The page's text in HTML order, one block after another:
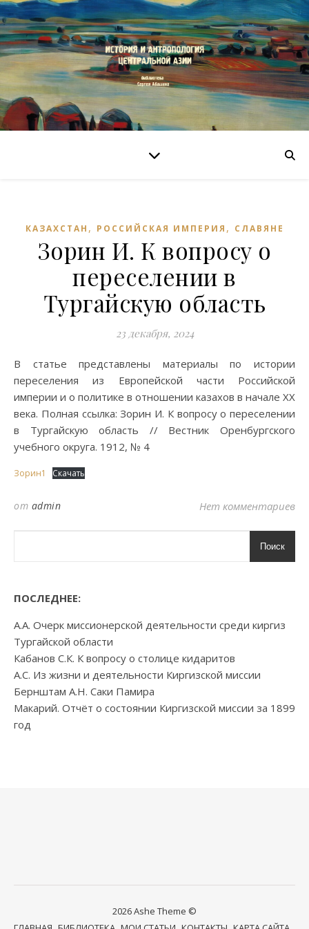
КАЗАХСТАН , РОССИЙСКАЯ ИМПЕРИЯ , СЛАВЯНЕ
Зорин И. К вопросу о
переселении в
Тургайскую область
23 декабря, 2024
В статье представлены материалы по истории
переселения из Европейской части Российской
империи и о политике в отношении казахов в начале XX
века. Полная ссылка: Зорин И. К вопросу о переселении
в Тургайскую область // Вестник Оренбургского
учебного округа. 1912, № 4
Зорин1 Скачать
от admin Нет комментариев
Поиск
ПОСЛЕДНЕЕ:
А.А. Очерк миссионерской деятельности среди киргиз
Тургайской области
Кабанов С.К. К вопросу о столице кидаритов
А.С. Из жизни и деятельности Киргизской миссии
Бернштам А.Н. Саки Памира
Макарий. Отчёт о состоянии Киргизской миссии за 1899
год
2026 Ashe Theme ©